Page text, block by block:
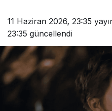
11 Haziran 2026, 23:35
23:35 güncellendi